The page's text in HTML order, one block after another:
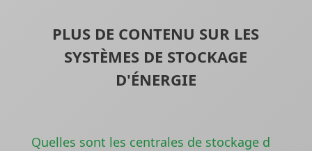
PLUS DE CONTENU SUR LES
SYSTÈMES DE STOCKAGE
D'ÉNERGIE
Quelles sont les centrales de stockage d